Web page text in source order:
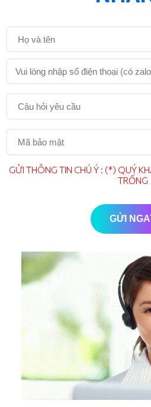
Trường hợp đơn hàng đặt mà
không đúng quý khách yêu cầu
như đã đặt.
liên hệ qua Email
cầu của quý khách.
Giao hàng toàn Quốc thông
Các đơn vị được
nhanh, Viettel Post, Giao hàng
Đơn hàng nội tỉnh khách hàng
hàng lấy hàng sau khi đặt để
Công ty TNHH Phân phối công
Website: www.madoauto.com
Hotline: 0964.737.712
Email: madoauto.com@gmail.com
Địa chỉ: Số 202 đường Hùng
Vĩnh Phúc
Xin chào và hẹn gặp lại quý khách.
GỬI THÔNG TIN CHÚ Ý : (*) QUÝ
TRỐNG
GỬI